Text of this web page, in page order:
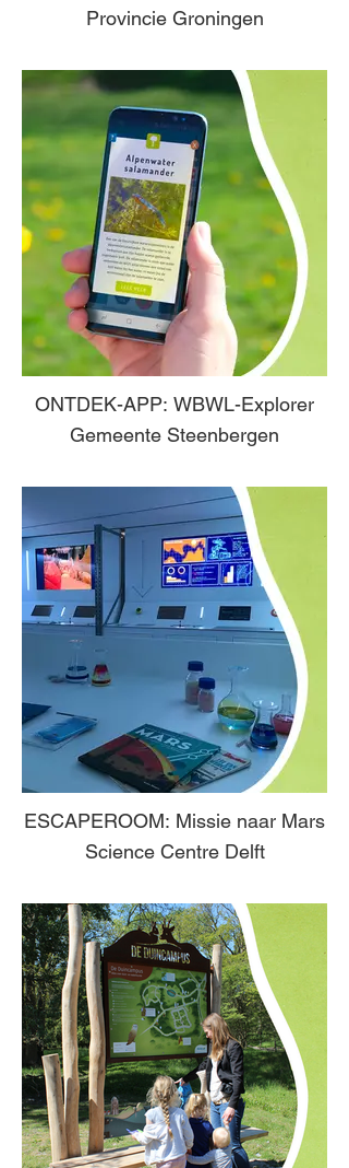
Provincie Groningen
ONTDEK-APP: WBWL-Explorer
Gemeente Steenbergen
ESCAPEROOM: Missie naar Mars
Science Centre Delft